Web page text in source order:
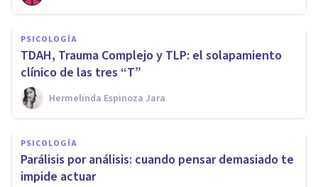
PSICOLOGÍA
TDAH, Trauma Complejo y TLP: el solapamiento
clínico de las tres “T”
Hermelinda Espinoza Jara
PSICOLOGÍA
Parálisis por análisis: cuando pensar demasiado te
impide actuar